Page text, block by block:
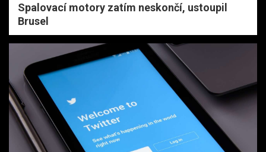
Spalovací motory zatím neskončí, ustoupil
Brusel